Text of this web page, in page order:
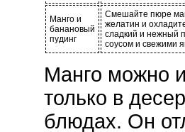
Манго и
банановый
пудинг
Смешайте пюре
желатин и
сладкий и нежный
соусом и свежими
Манго можно
только в
блюдах. Он